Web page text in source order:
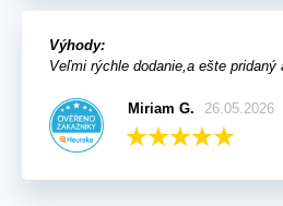
Výhody:
Veľmi rýchle dodanie,a ešte pridaný
Miriam G. 26.05.2026